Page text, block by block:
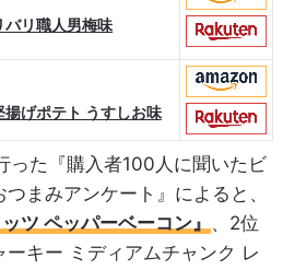
バリ職人男梅味
揚げポテト うすしお味
った『購入者100人に聞いたビ
まみアンケート』によると、
ツ ペッパーベーコン』、2位
キー ミディアムチャンク レ